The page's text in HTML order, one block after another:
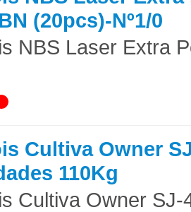
(20pcs)-Nº1/0
NBS Laser Extra
Cultiva Owner
110Kg
Cultiva Owner